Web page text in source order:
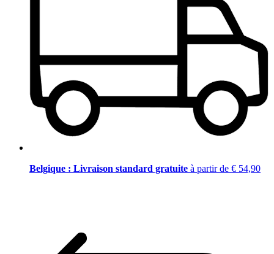
Belgique : Livraison standard gratuite à partir de € 54,90